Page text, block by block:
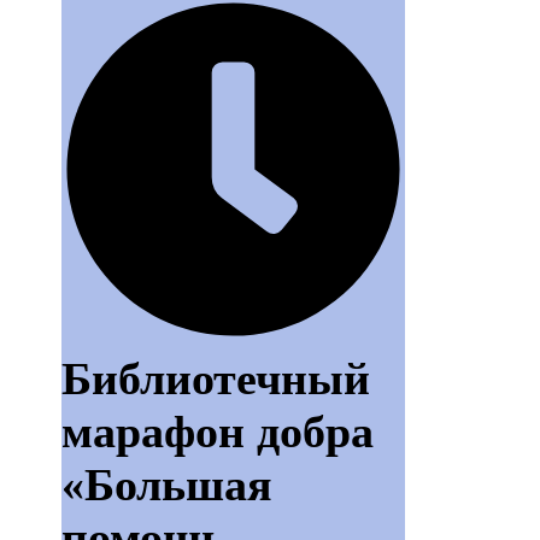
Библиотечный
марафон добра
«Большая